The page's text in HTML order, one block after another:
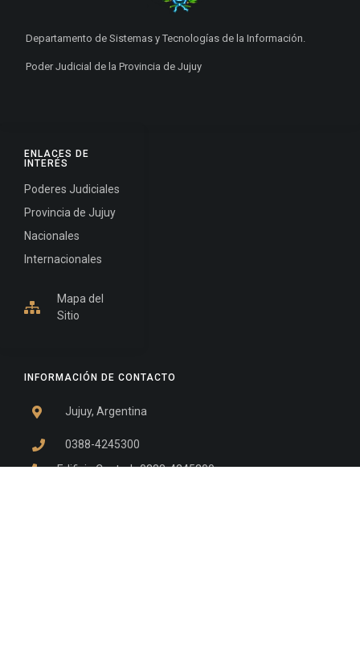
INFORMACIÓN DE CONTACTO
Jujuy, Argentina
0388-4245300
Edificio Central : 0388-4245300
ENLACES DE
INTERÉS
Poderes Judiciales
Provincia de Jujuy
Nacionales
Internacionales
Mapa del
Sitio
Departamento de Sistemas y Tecnologías de la Información.
Poder Judicial de la Provincia de Jujuy